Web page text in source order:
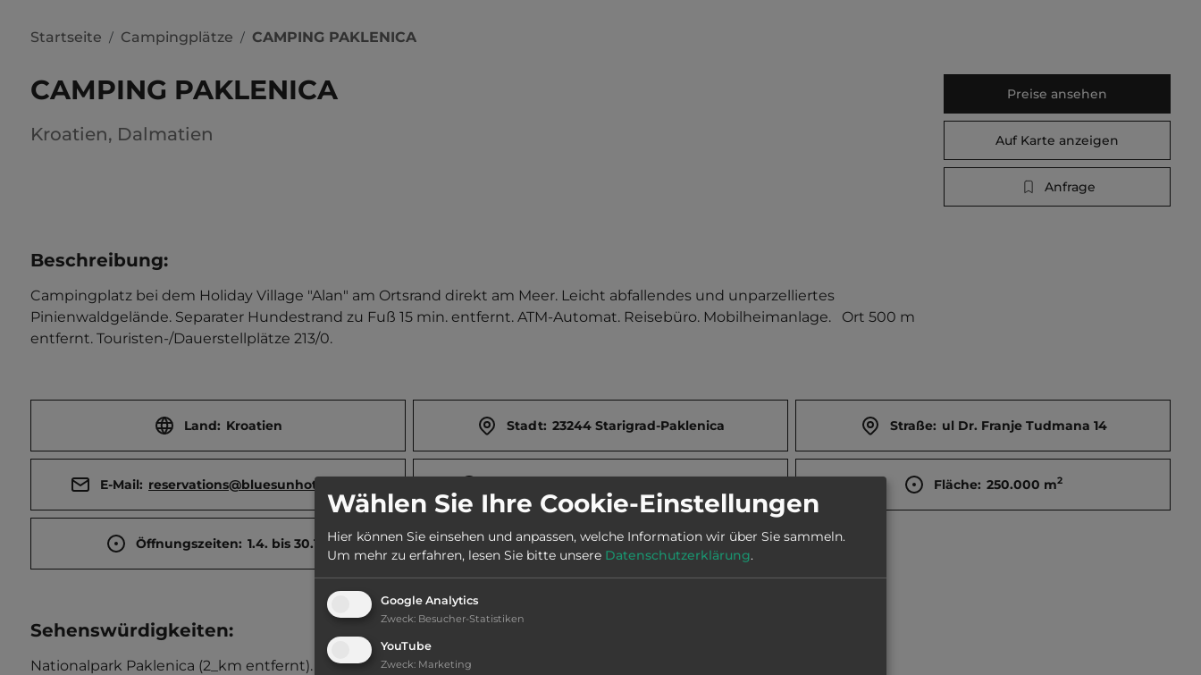
Startseite / Campingplätze / CAMPING PAKLENICA
CAMPING PAKLENICA
Kroatien, Dalmatien
Preise ansehen
Auf Karte anzeigen
Anfrage
Beschreibung:
Campingplatz bei dem Holiday Village "Alan" am Ortsrand direkt am Meer. Leicht abfallendes und unparzelliertes
Pinienwaldgelände. Separater Hundestrand zu Fuß 15 min. entfernt. ATM-Automat. Reisebüro. Mobilheimanlage.   Ort 500 m
entfernt. Touristen-/Dauerstellplätze 213/0.
Land: Kroatien Stadt: 23244 Starigrad-Paklenica Straße: ul Dr. Franje Tudmana 14
E-Mail: reservations@bluesunhotels.com Fläche: 250.000 m2
Öffnungszeiten: 1.4. bis 30.10. Telefon: 00385 1 3844288
Sehenswürdigkeiten:
Nationalpark Paklenica (2_km entfernt).
Wählen Sie Ihre Cookie-Einstellungen
Hier können Sie einsehen und anpassen, welche Information wir über Sie sammeln.
Um mehr zu erfahren, lesen Sie bitte unsere Datenschutzerklärung.
Google Analytics
Zweck: Besucher-Statistiken
YouTube
Zweck: Marketing